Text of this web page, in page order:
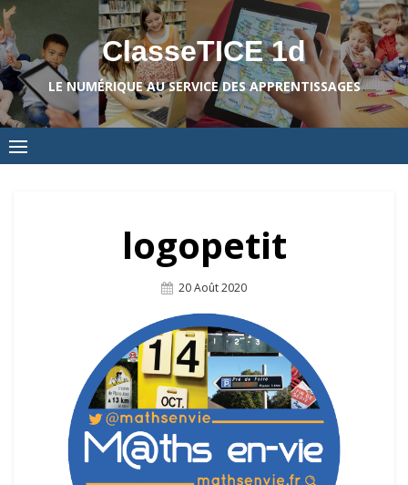
Skip
to
content
ClasseTICE 1d
LE NUMÉRIQUE AU SERVICE DES APPRENTISSAGES
logopetit
Posted
20 Août 2020